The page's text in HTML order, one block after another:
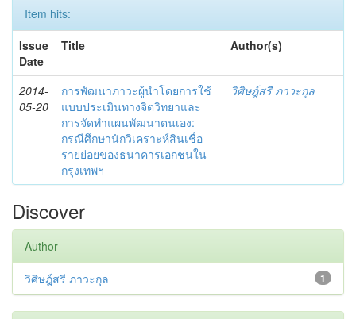
Item hits:
Issue
Date
Title Author(s)
2014-
05-20
การพัฒนาภาวะผู้นำโดยการใช้
แบบประเมินทางจิตวิทยาและ
การจัดทำแผนพัฒนาตนเอง:
กรณีศึกษานักวิเคราะห์สินเชื่อ
รายย่อยของธนาคารเอกชนใน
กรุงเทพฯ
วิศิษฎ์สรี ภาวะกุล
Discover
Author
1
วิศิษฎ์สรี ภาวะกุล